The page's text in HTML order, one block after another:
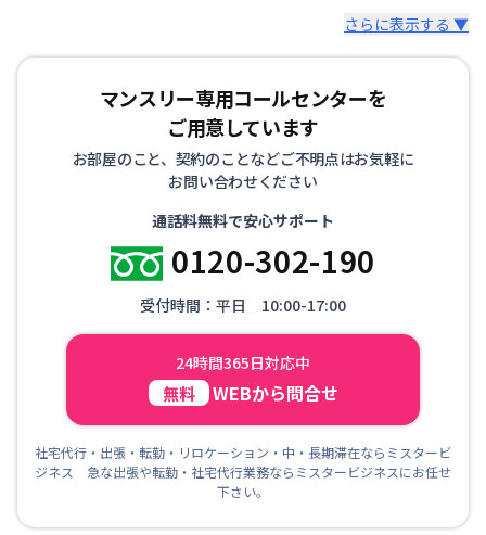
さらに表示する ▼
マンスリー専用コールセンターを
ご用意しています
お部屋のこと、契約のことなどご不明点はお気軽に
お問い合わせください
通話料無料で安心サポート
0120-302-190
受付時間：平日 10:00-17:00
24時間365日対応中
無料 WEBから問合せ
社宅代行・出張・転勤・リロケーション・中・長期滞在ならミスタービ
ジネス 急な出張や転勤・社宅代行業務ならミスタービジネスにお任せ
下さい。